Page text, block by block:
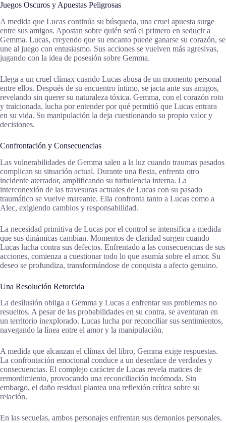
Juegos Oscuros y Apuestas Peligrosas
A medida que Lucas continúa su búsqueda, una cruel apuesta surge
entre sus amigos. Apostan sobre quién será el primero en seducir a
Gemma. Lucas, creyendo que su encanto puede ganarse su corazón, se
une al juego con entusiasmo. Sus acciones se vuelven más agresivas,
jugando con la idea de posesión sobre Gemma.
Llega a un cruel clímax cuando Lucas abusa de un momento personal
entre ellos. Después de su encuentro íntimo, se jacta ante sus amigos,
revelando sin querer su naturaleza tóxica. Gemma, con el corazón roto
y traicionada, lucha por entender por qué permitió que Lucas entrara
en su vida. Su manipulación la deja cuestionando su propio valor y
decisiones.
Confrontación y Consecuencias
Las vulnerabilidades de Gemma salen a la luz cuando traumas pasados
complican su situación actual. Durante una fiesta, enfrenta otro
incidente aterrador, amplificando su turbulencia interna. La
interconexión de las travesuras actuales de Lucas con su pasado
traumático se vuelve mareante. Ella confronta tanto a Lucas como a
Alec, exigiendo cambios y responsabilidad.
La necesidad primitiva de Lucas por el control se intensifica a medida
que sus dinámicas cambian. Momentos de claridad surgen cuando
Lucas lucha contra sus defectos. Enfrentado a las consecuencias de sus
acciones, comienza a cuestionar todo lo que asumía sobre el amor. Su
deseo se profundiza, transformándose de conquista a afecto genuino.
Una Resolución Retorcida
La desilusión obliga a Gemma y Lucas a enfrentar sus problemas no
resueltos. A pesar de las probabilidades en su contra, se aventuran en
un territorio inexplorado. Lucas lucha por reconciliar sus sentimientos,
navegando la línea entre el amor y la manipulación.
A medida que alcanzan el clímax del libro, Gemma exige respuestas.
La confrontación emocional conduce a un desenlace de verdades y
consecuencias. El complejo carácter de Lucas revela matices de
remordimiento, provocando una reconciliación incómoda. Sin
embargo, el daño residual plantea una reflexión crítica sobre su
relación.
En las secuelas, ambos personajes enfrentan sus demonios personales.